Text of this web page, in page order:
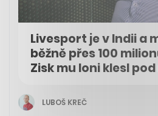
Livesport je v Indii a
běžně přes 100
Zisk mu loni klesl
LUBOŠ KREČ